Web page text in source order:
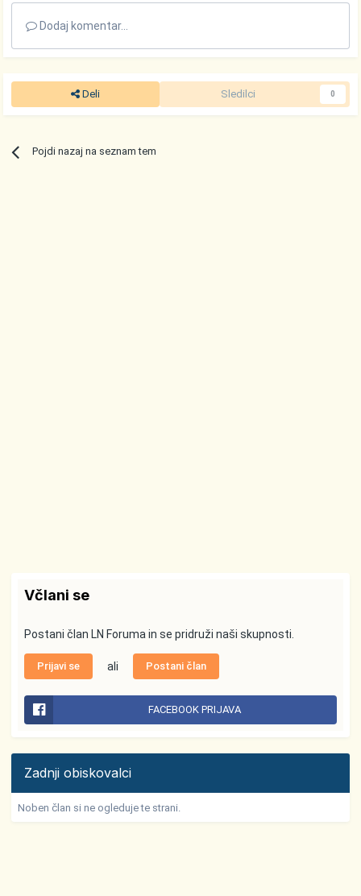
Dodaj komentar...
Deli Sledilci 0
Pojdi nazaj na seznam tem
Včlani se
Postani član LN Foruma in se pridruži naši skupnosti.
Prijavi se ali Postani član
FACEBOOK PRIJAVA
Zadnji obiskovalci
Noben član si ne ogleduje te strani.